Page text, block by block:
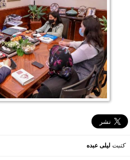
كتبت ليلى عبده